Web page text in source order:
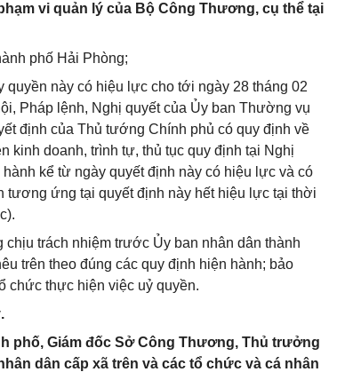
vi quản lý của Bộ Công Thương, cụ thể tại
phố Hải Phòng;
này có hiệu lực cho tới ngày 28 tháng 02
Pháp lệnh, Nghị quyết của Ủy ban Thường vụ
định của Thủ tướng Chính phủ có quy định về
kinh doanh, trình tự, thủ tục quy định tại Nghị
kể từ ngày quyết định này có hiệu lực và có
tương ứng tại quyết định này hết hiệu lực tại thời
trách nhiệm trước Ủy ban nhân dân thành
trên theo đúng các quy định hiện hành; bảo
chức thực hiện việc uỷ quyền.
phố, Giám đốc Sở Công Thương, Thủ trưởng
dân cấp xã trên và các tổ chức và cá nhân